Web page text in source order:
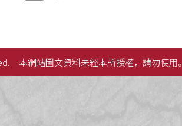
本網站圖文資料未經本所授權，請勿使用。